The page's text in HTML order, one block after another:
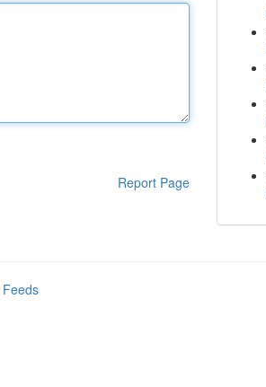
Report Page
Feeds